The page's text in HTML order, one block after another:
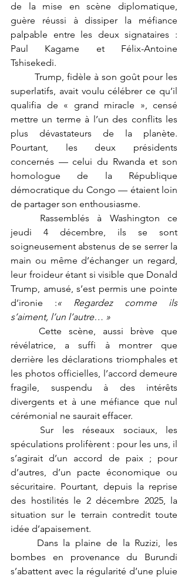
de la mise en scène diplomatique,
guère réussi à dissiper la méfiance
palpable entre les deux signataires :
Paul Kagame et Félix-Antoine
Tshisekedi.
superlatifs, avait voulu célébrer ce qu’il
qualifia de « grand miracle », censé
mettre un terme à l’un des conflits les
plus dévastateurs de la planète.
Pourtant, les deux présidents
concernés — celui du Rwanda et son
homologue de la République
démocratique du Congo — étaient loin
de partager son enthousiasme.
jeudi 4 décembre, ils se sont
soigneusement abstenus de se serrer la
main ou même d’échanger un regard,
leur froideur étant si visible que Donald
Trump, amusé, s’est permis une pointe
d’ironie :« Regardez comme ils
s’aiment, l’un l’autre… »
révélatrice, a suffi à montrer que
derrière les déclarations triomphales et
les photos officielles, l’accord demeure
fragile, suspendu à des intérêts
divergents et à une méfiance que nul
cérémonial ne saurait effacer.
spéculations prolifèrent : pour les uns, il
s’agirait d’un accord de paix ; pour
d’autres, d’un pacte économique ou
sécuritaire. Pourtant, depuis la reprise
des hostilités le 2 décembre 2025, la
situation sur le terrain contredit toute
idée d’apaisement.
bombes en provenance du Burundi
s’abattent avec la régularité d’une pluie